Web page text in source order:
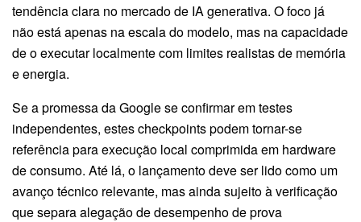
tendência clara no mercado de IA generativa. O foco já
não está apenas na escala do modelo, mas na capacidade
de o executar localmente com limites realistas de memória
e energia.
Se a promessa da Google se confirmar em testes
independentes, estes checkpoints podem tornar-se
referência para execução local comprimida em hardware
de consumo. Até lá, o lançamento deve ser lido como um
avanço técnico relevante, mas ainda sujeito à verificação
que separa alegação de desempenho de prova